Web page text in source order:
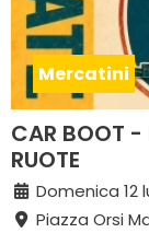
Mercatini
CAR BOOT -
RUOTE
Domenica 12
Piazza Orsi